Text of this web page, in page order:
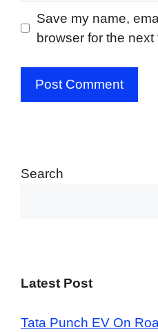
Save my name,
browser for the next
Search
Latest Post
Tata Punch EV On